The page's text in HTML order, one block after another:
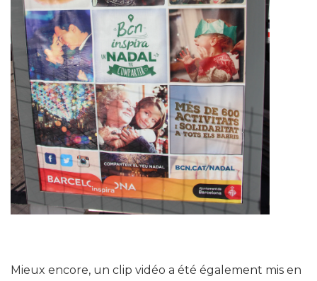
Mieux encore, un clip vidéo a été également mis en